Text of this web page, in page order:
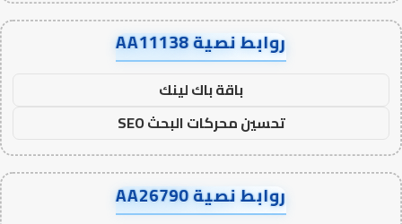
روابط نصية AA11138
باقة باك لينك
تحسين محركات البحث SEO
روابط نصية AA26790